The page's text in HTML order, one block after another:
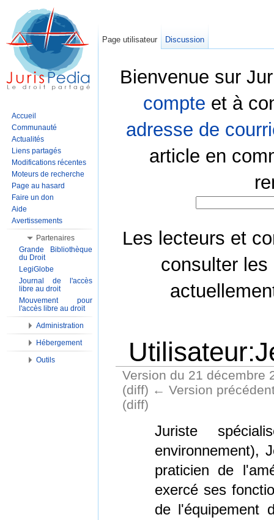
Bienvenue sur
compte et à
adresse de
article en
Les lecteurs et
consulter les
Version du 21 décembre
(diff) ← Version
(diff)
Juriste
environnement),
praticien de
exercé ses
de l'équipement
Page utilisateur Discussion
Accueil
Communauté
Actualités
Liens partagés
Modifications récentes
Moteurs de recherche
Page au hasard
Faire un don
Aide
Avertissements
Partenaires
Grande Bibliothèque
du Droit
LegiGlobe
Journal de l'accès
libre au droit
Mouvement pour
l'accès libre au droit
Administration
Hébergement
Outils